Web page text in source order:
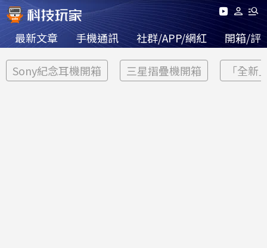
最新文章 手機通訊 社群/APP/網紅 開箱/評
Sony紀念耳機開箱 三星摺疊機開箱 「全新